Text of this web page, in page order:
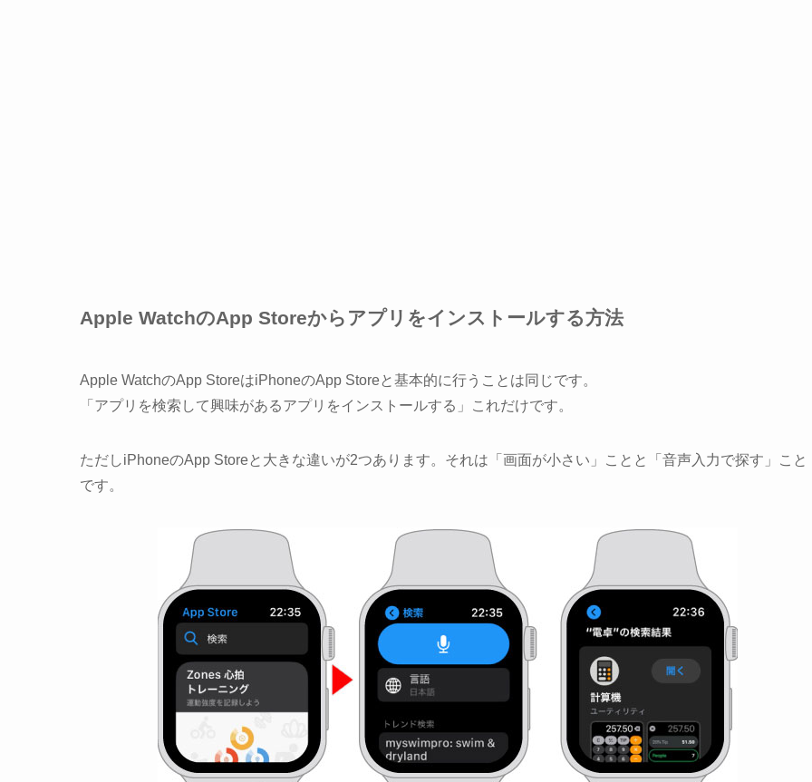
Apple WatchのApp Storeからアプリをインストールする方法
Apple WatchのApp StoreはiPhoneのApp Storeと基本的に行うことは同じです。
「アプリを検索して興味があるアプリをインストールする」これだけです。
ただしiPhoneのApp Storeと大きな違いが2つあります。それは「画面が小さい」ことと「音声入力で探す」こと
です。